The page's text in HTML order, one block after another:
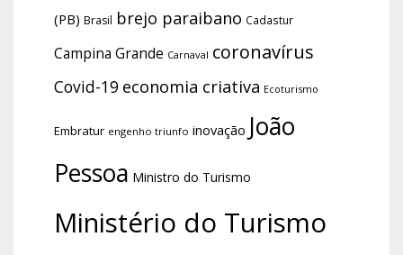
(PB) Brasil brejo paraibano Cadastur
Campina Grande Carnaval coronavírus
Covid-19 economia criativa Ecoturismo
Embratur engenho triunfo inovação João
Pessoa Ministro do Turismo
Ministério do Turismo